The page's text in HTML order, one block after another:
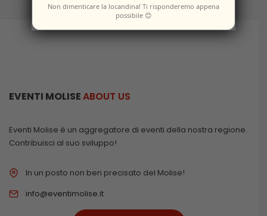
EVENTI MOLISEABOUT US
Eventi Molise è un aggregatore di eventi della nostra regione.
Contribuisci al suo sviluppo!
In un posto non ben precisato del Molise!
info@eventimolise.it
Non dimenticare la locandina! Ti risponderemo appena
possibile 😊